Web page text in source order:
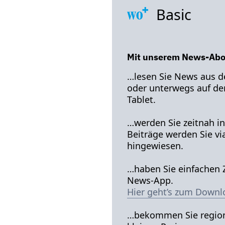
Basic
Mit unserem News-
…lesen Sie News aus
oder unterwegs auf
Tablet.
…werden Sie zeitnah
Beiträge werden Sie
hingewiesen.
…haben Sie einfachen
News-App.
Hier geht’s zum
…bekommen Sie